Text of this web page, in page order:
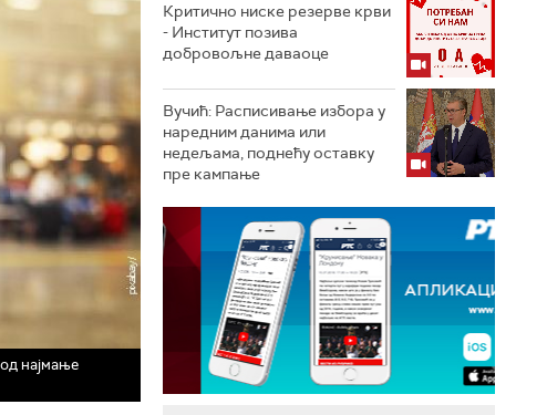
најмање
Критично ниске резерве крви
- Институт позива
добровољне даваоце
Вучић: Расписивање избора у
наредним данима или
недељама, поднећу оставку
пре кампање